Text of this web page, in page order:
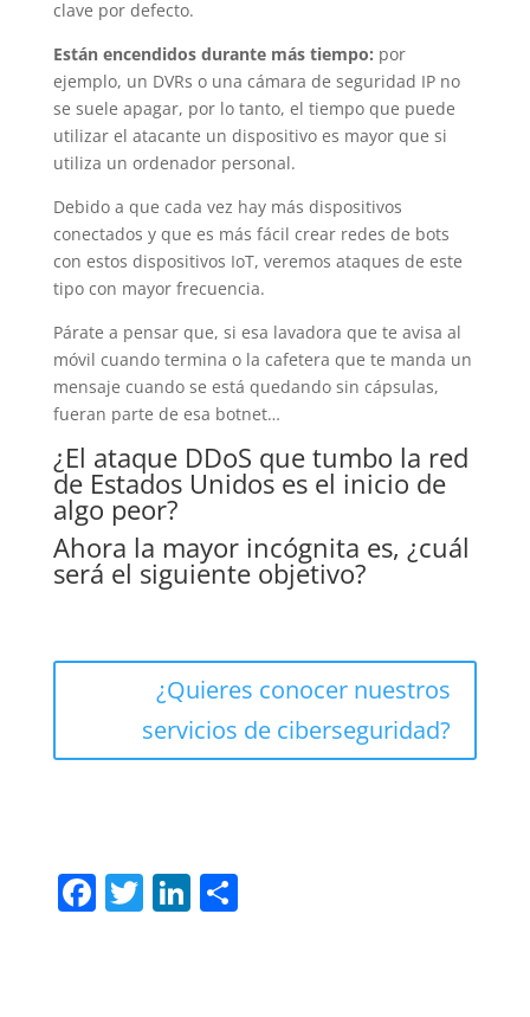
clave por defecto.
Están encendidos durante más tiempo: por
ejemplo, un DVRs o una cámara de seguridad IP no
se suele apagar, por lo tanto, el tiempo que puede
utilizar el atacante un dispositivo es mayor que si
utiliza un ordenador personal.
Debido a que cada vez hay más dispositivos
conectados y que es más fácil crear redes de bots
con estos dispositivos IoT, veremos ataques de este
tipo con mayor frecuencia.
Párate a pensar que, si esa lavadora que te avisa al
móvil cuando termina o la cafetera que te manda un
mensaje cuando se está quedando sin cápsulas,
fueran parte de esa botnet…
¿El ataque DDoS que tumbo la red
de Estados Unidos es el inicio de
algo peor?
Ahora la mayor incógnita es, ¿cuál
será el siguiente objetivo?
¿Quieres conocer nuestros
servicios de ciberseguridad?
F T Li C